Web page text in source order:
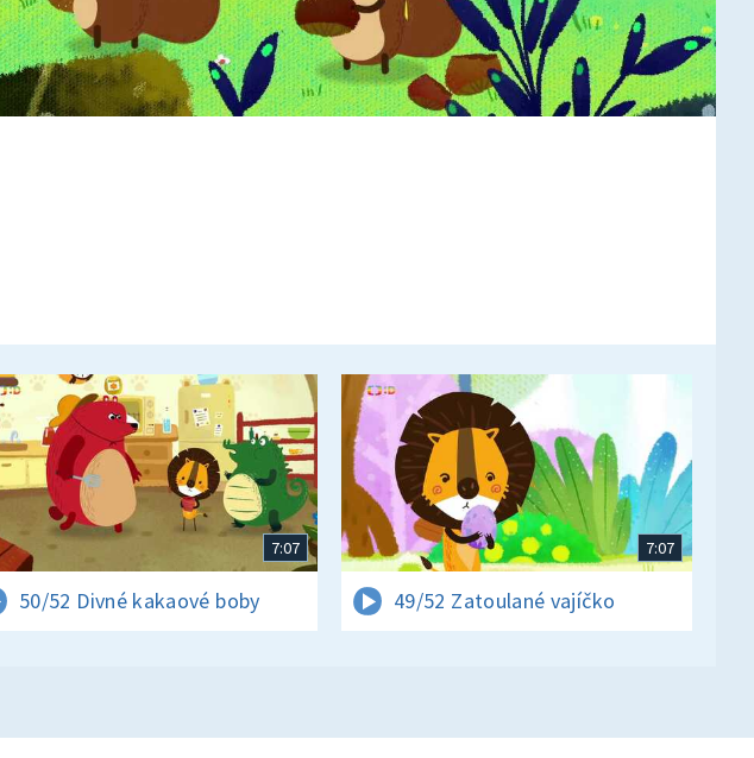
7:07
50/52 Divné kakaové boby
7:07
49/52 Zatoulané vajíčko